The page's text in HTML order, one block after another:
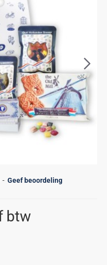
- Geef beoordeling